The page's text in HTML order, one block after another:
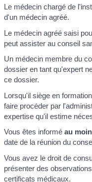
Le médecin chargé de
d'un médecin agréé.
Le médecin agréé saisi
peut assister au conseil
Un médecin membre du
dossier en tant qu'expert
ce dossier.
Lorsqu'il siège en
faire procéder par
expertise qu'il estime
Vous êtes informéau
date de la réunion du
Vous avez le droit de
présenter des
certificats médicaux.